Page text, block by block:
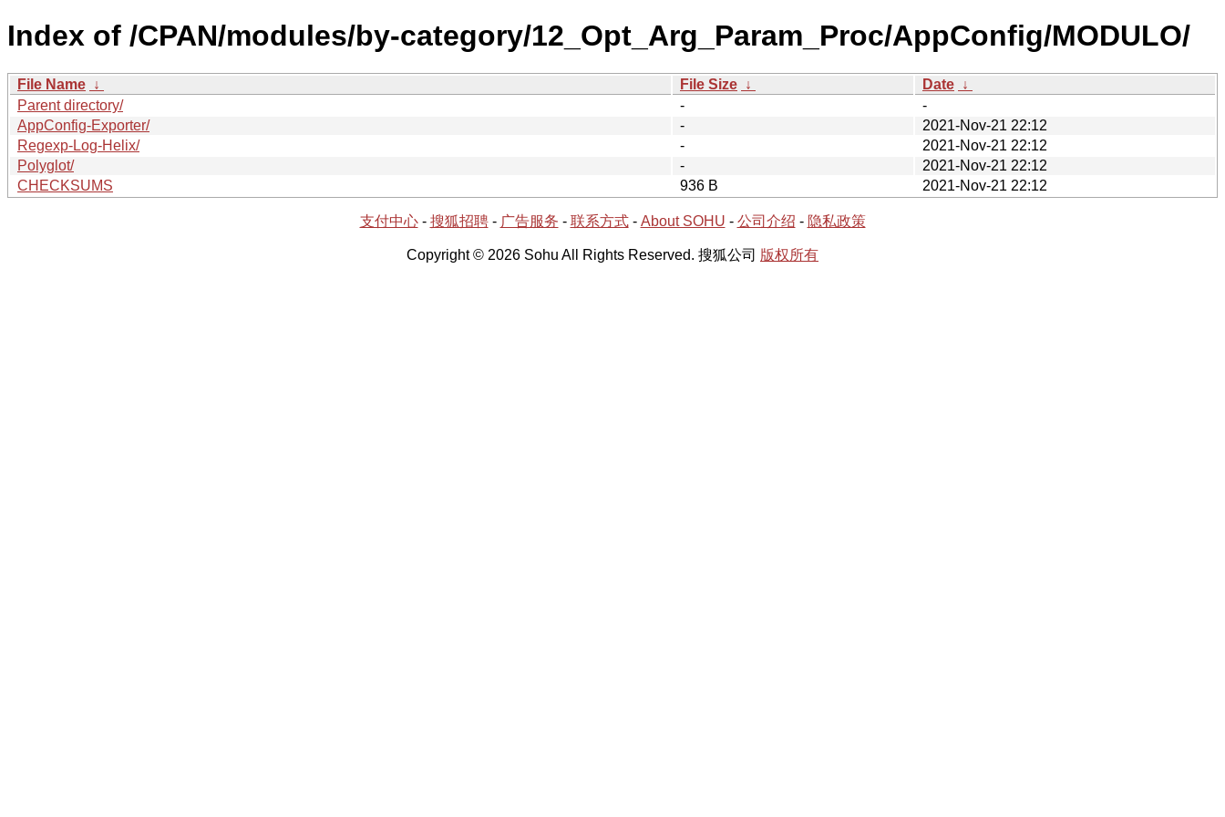
Index of /CPAN/modules/by-category/12_Opt_Arg_Param_Proc/AppConfig/MODULO/
File Name ↓ File Size ↓ Date ↓
Parent directory/
-
-
AppConfig-Exporter/
-
2021-Nov-21 22:12
Regexp-Log-Helix/
-
2021-Nov-21 22:12
Polyglot/
-
2021-Nov-21 22:12
CHECKSUMS
936 B 2021-Nov-21 22:12
支付中心- 搜狐招聘- 广告服务 - 联系方式- About SOHU - 公司介绍 - 隐私政策
Copyright © 2026 Sohu All Rights Reserved. 搜狐公司 版权所有